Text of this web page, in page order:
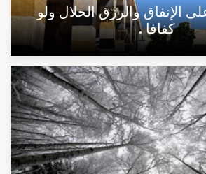
الإنفاق والرزق الحلال ولو
كفافا .